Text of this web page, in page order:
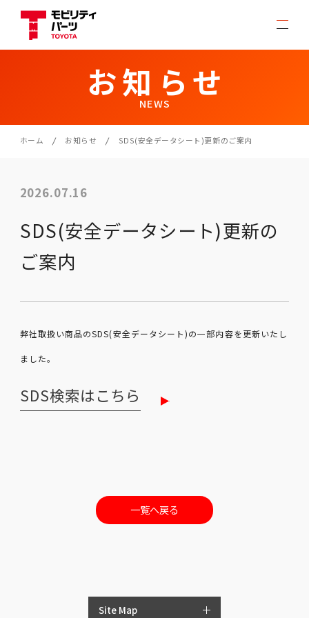
お知らせ
NEWS
ホーム お知らせ SDS(安全データシート)更新のご案内
2026.07.16
SDS(安全データシート)更新の
ご案内
弊社取扱い商品のSDS(安全データシート)の一部内容を更新いたし
ました｡
SDS検索はこちら
一覧へ戻る
Site Map